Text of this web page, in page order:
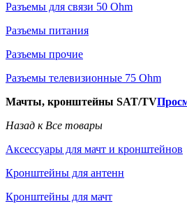
Разъемы для связи 50 Ohm
Разъемы питания
Разъемы прочие
Разъемы телевизионные 75 Ohm
Мачты, кронштейны SAT/TV
Назад к Все товары
Аксессуары для мачт и кронштейнов
Кронштейны для антенн
Кронштейны для мачт